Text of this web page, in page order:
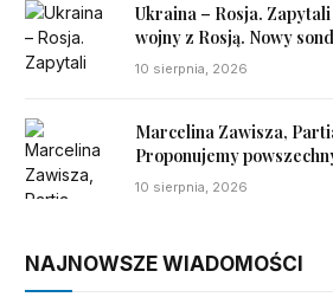
Ukraina – Rosja.
wojny z Rosją. Nowy
10 sierpnia, 2026
Marcelina Zawisza,
Proponujemy
10 sierpnia, 2026
NAJNOWSZE WIADOMOŚCI